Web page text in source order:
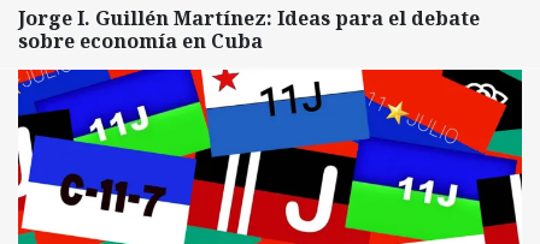
Jorge I. Guillén Martínez: Ideas para el debate
sobre economía en Cuba